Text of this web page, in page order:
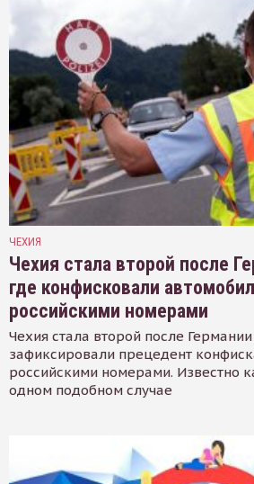
ЧЕХИЯ
Чехия стала второй после
где конфисковали
российскими номерами
Чехия стала второй после
зафиксировали прецедент
российскими номерами. Известно
одном подобном случае